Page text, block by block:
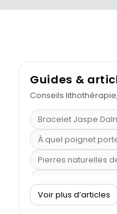
Guides &
Conseils
Bracelet Jaspe
À quel poignet
Pierres naturelles
Pierre de lave :
Voir plus d’articles